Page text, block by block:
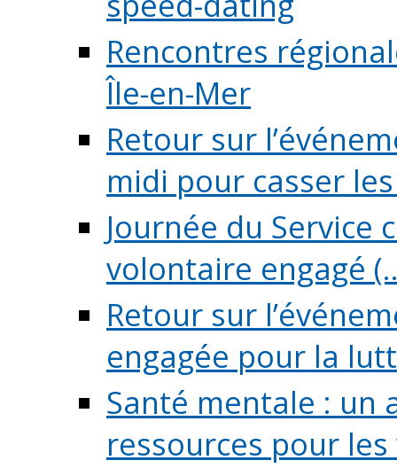
Rencontres
Île-en-Mer
Retour sur
midi pour casser les
Journée du Service
volontaire engagé
Retour sur
engagée pour la
Santé mentale : un
ressources pour